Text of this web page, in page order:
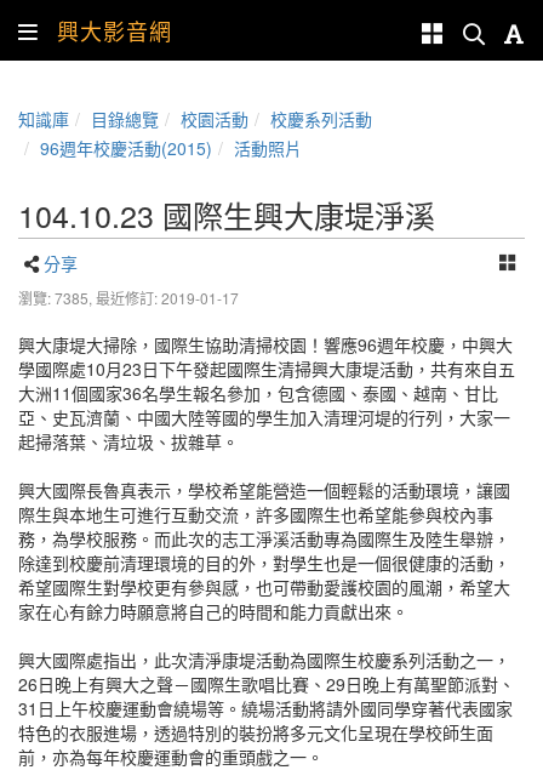
興大影音網
知識庫 目錄總覽 校園活動
校慶系列活動
96週年校慶活動(2015)
活動照片
104.10.23 國際生興大康堤淨溪
分享
瀏覽: 7385, 最近修訂: 2019-01-17
興大康堤大掃除，國際生協助清掃校園！響應96週年校慶，中興大
學國際處10月23日下午發起國際生清掃興大康堤活動，共有來自五
大洲11個國家36名學生報名參加，包含德國、泰國、越南、甘比
亞、史瓦濟蘭、中國大陸等國的學生加入清理河堤的行列，大家一
起掃落葉、清垃圾、拔雜草。
興大國際長魯真表示，學校希望能營造一個輕鬆的活動環境，讓國
際生與本地生可進行互動交流，許多國際生也希望能參與校內事
務，為學校服務。而此次的志工淨溪活動專為國際生及陸生舉辦，
除達到校慶前清理環境的目的外，對學生也是一個很健康的活動，
希望國際生對學校更有參與感，也可帶動愛護校園的風潮，希望大
家在心有餘力時願意將自己的時間和能力貢獻出來。
興大國際處指出，此次清淨康堤活動為國際生校慶系列活動之一，
26日晚上有興大之聲－國際生歌唱比賽、29日晚上有萬聖節派對、
31日上午校慶運動會繞場等。繞場活動將請外國同學穿著代表國家
特色的衣服進場，透過特別的裝扮將多元文化呈現在學校師生面
前，亦為每年校慶運動會的重頭戲之一。